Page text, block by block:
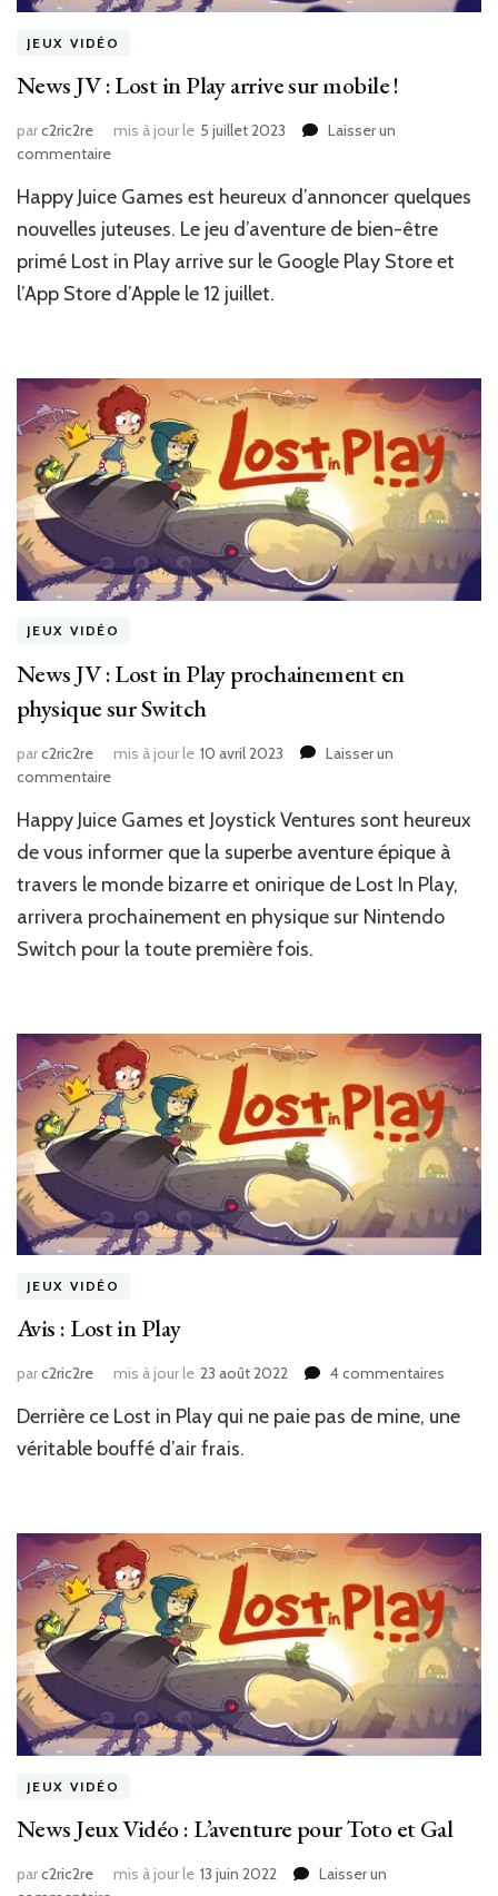
JEUX VIDÉO
News JV : Lost in Play arrive sur mobile !
parc2ric2re mis à jour le 5 juillet 2023
Laisser un
commentairesur
JV
:
in
Play
!
Happy Juice Games est heureux d’annoncer quelques
nouvelles juteuses. Le jeu d’aventure de bien-être
primé Lost in Play arrive sur le Google Play Store et
l’App Store d’Apple le 12 juillet.
JEUX VIDÉO
News JV : Lost in Play prochainement en
physique sur Switch
parc2ric2re mis à jour le 10 avril 2023
Laisser un
commentairesur
JV
in
Play
prochainement
en
Switch
Happy Juice Games et Joystick Ventures sont heureux
de vous informer que la superbe aventure épique à
travers le monde bizarre et onirique de Lost In Play,
arrivera prochainement en physique sur Nintendo
Switch pour la toute première fois.
JEUX VIDÉO
Avis : Lost in Play
parc2ric2re mis à jour le 23 août 2022 4 commentaires
:
Derrière ce Lost in Play qui ne paie pas de mine, une
véritable bouffé d’air frais.
JEUX VIDÉO
News Jeux Vidéo : L’aventure pour Toto et Gal
parc2ric2re mis à jour le 13 juin 2022
Laisser un